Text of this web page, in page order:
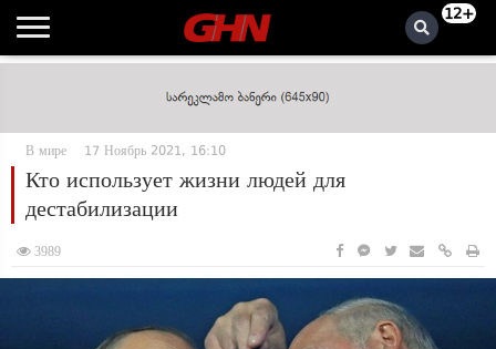
12+
В мире 17 Ноябрь 2021, 16:10
Кто использует жизни людей для
дестабилизации
3989